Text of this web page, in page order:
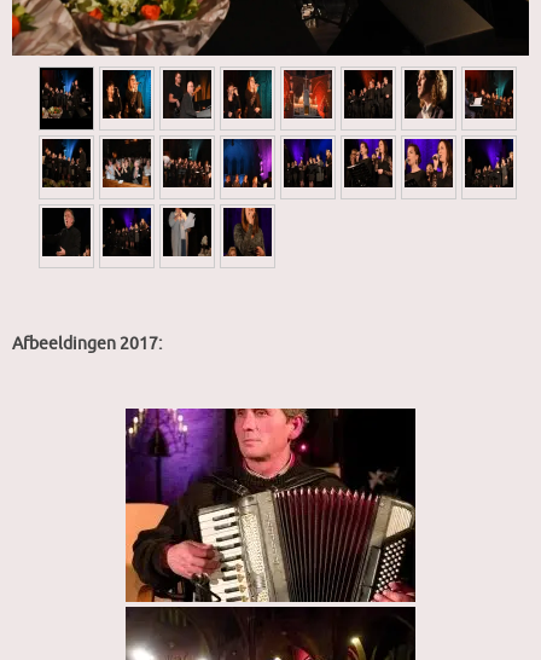
Afbeeldingen 2017: